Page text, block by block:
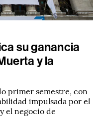
su ganancia
y la
primer semestre, con
impulsada por el
el negocio de